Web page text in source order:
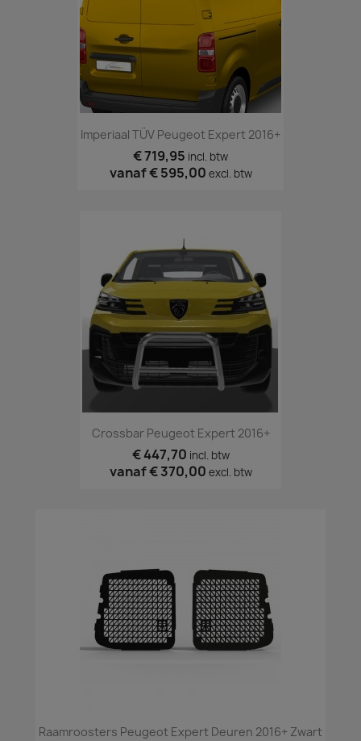
Imperiaal TÜV Peugeot Expert 2016+
€ 719,95 incl. btw
vanaf€ 595,00 excl. btw
Crossbar Peugeot Expert 2016+
€ 447,70 incl. btw
vanaf€ 370,00 excl. btw
Raamroosters Peugeot Expert Deuren 2016+ Zwart